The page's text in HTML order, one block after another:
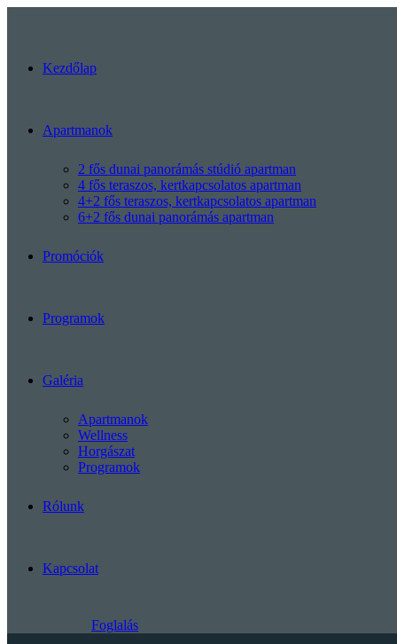
Kezdőlap
Apartmanok
2 fős dunai panorámás stúdió apartman
4 fős teraszos, kertkapcsolatos apartman
4+2 fős teraszos, kertkapcsolatos apartman
6+2 fős dunai panorámás apartman
Promóciók
Programok
Galéria
Apartmanok
Wellness
Horgászat
Programok
Rólunk
Kapcsolat
Foglalás